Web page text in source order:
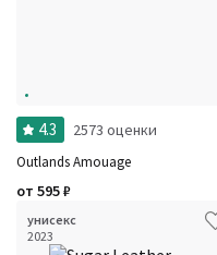
4.3 2573 оценки
Outlands Amouage
от 595₽
унисекс
2023